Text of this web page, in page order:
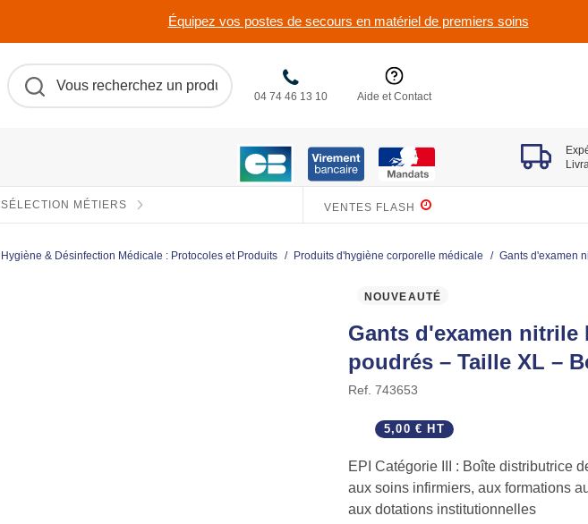
Équipez vos postes de secours en matériel de premiers soins
04 74 46 13 10 Aide et Contact
SÉLECTION MÉTIERS VENTES FLASH
Hygiène & Désinfection Médicale : Protocoles et Produits / Produits d'hygiène corporelle médicale / Gants d'examen
NOUVEAUTÉ
Gants d'examen nitrile
poudrés – Taille XL –
Ref. 743653
5,00 € HT
EPI Catégorie III : Boîte distributrice
aux soins infirmiers, aux formations
aux dotations institutionnelles